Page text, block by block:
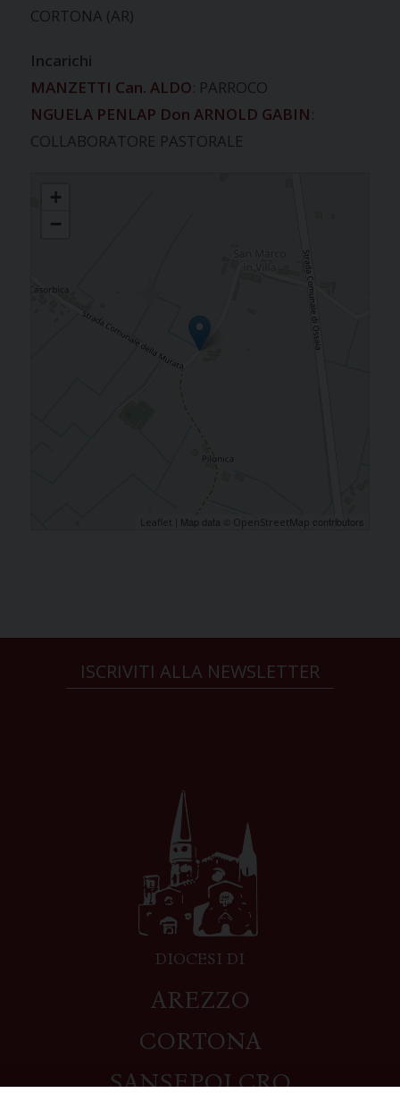
CORTONA (AR)
Incarichi
MANZETTI Can. ALDO: PARROCO
NGUELA PENLAP Don ARNOLD GABIN:
COLLABORATORE PASTORALE
+
−
Leaflet | Map data © OpenStreetMap contributors
ISCRIVITI ALLA NEWSLETTER
DIOCESI DI
AREZZO
CORTONA
SANSEPOLCRO